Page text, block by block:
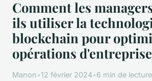
Comment les
ils utiliser la
blockchain pour
opérations
Manon•12 février 2024•6 min de lecture